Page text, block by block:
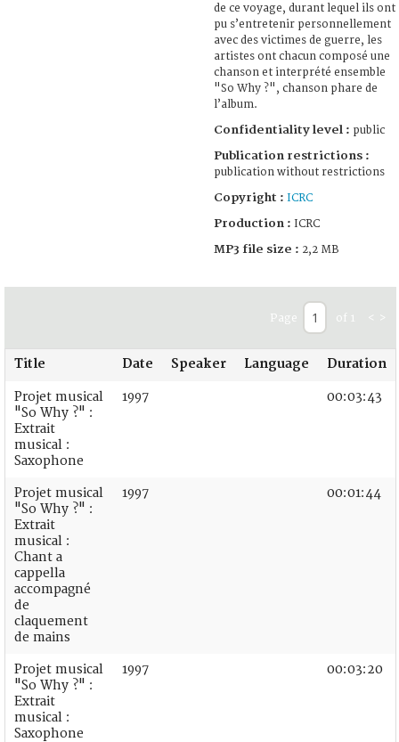
de ce voyage, durant lequel ils ont
pu s’entretenir personnellement
avec des victimes de guerre, les
artistes ont chacun composé une
chanson et interprété ensemble
"So Why ?", chanson phare de
l’album.
Confidentiality level : public
Publication restrictions :
publication without restrictions
Copyright : ICRC
Production : ICRC
MP3 file size : 2,2 MB
Page of 1 < >
Title Date Speaker Language Duration
Projet musical
"So Why ?" :
Extrait
musical :
Saxophone
1997 00:03:43
Projet musical
"So Why ?" :
Extrait
musical :
Chant a
cappella
accompagné
de
claquement
de mains
1997 00:01:44
Projet musical
"So Why ?" :
Extrait
musical :
Saxophone
1997 00:03:20